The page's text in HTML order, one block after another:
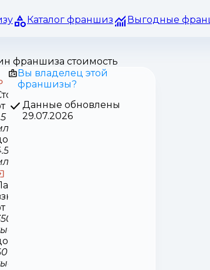
Каталог франшиз Выгодные
франшиза стоимость
Вы владелец этой
франшизы?
Данные обновлены
29.07.2026